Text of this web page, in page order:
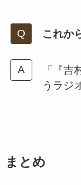
これか
「『
うラジ
まとめ